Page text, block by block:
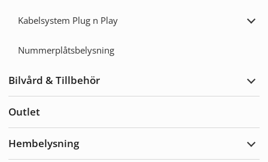
Kabelsystem Plug n Play
Nummerplåtsbelysning
Bilvård & Tillbehör
Outlet
Hembelysning